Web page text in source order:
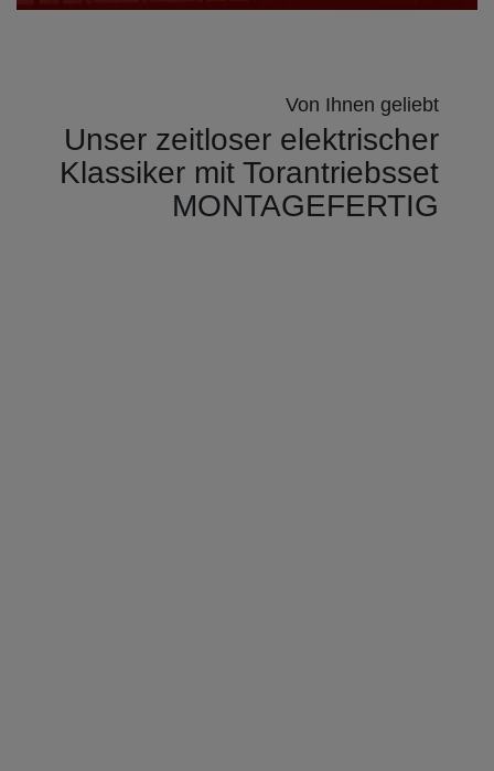
Von Ihnen geliebt
Unser zeitloser elektrischer
Klassiker mit Torantriebsset
MONTAGEFERTIG